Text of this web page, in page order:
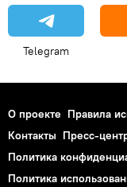
Telegram
О проекте Правила
Контакты Пресс-
Политика
Политика